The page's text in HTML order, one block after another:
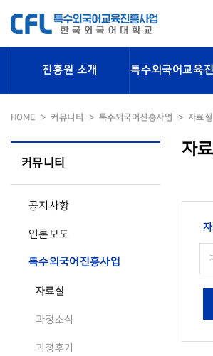
진흥원 소개 특수외국어교육
HOME 커뮤니티 특수외국어진흥사업 자료실
커뮤니티
공지사항
언론보도
특수외국어진흥사업
자료실
과정소식
과정후기
자